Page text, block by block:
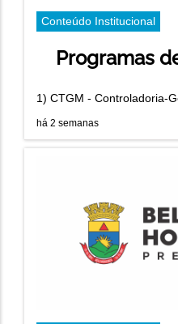
Conteúdo Institucional
Programas
1) CTGM - Controladoria-
há 2 semanas